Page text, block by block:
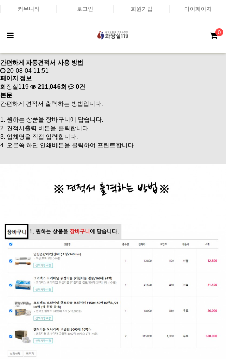
커뮤니티 로그인 회원가입 마이페이지
0
간편하게 자동견적서 사용 방법
20-08-04 11:51
페이지 정보
화장실119
211,046회
0건
본문
간편하게 견적서 출력하는 방법입니다.
1. 원하는 상품을 장바구니에 답습니다.
2. 견적서출력 버튼을 클릭합니다.
3. 업체명을 직접 입력합니다.
4. 오른쪽 하단 인쇄버튼을 클릭하여 프린트합니다.